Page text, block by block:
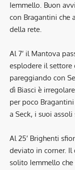
Iemmello. Buon
con Bragantini che
della rete.
Al 7′ il Mantova
esplodere il settore
pareggiando con
dì Biasci è
per poco
a Seck, i suoi
Al 25′ Brighenti
deviato in corner. Il
solito Iemmello che